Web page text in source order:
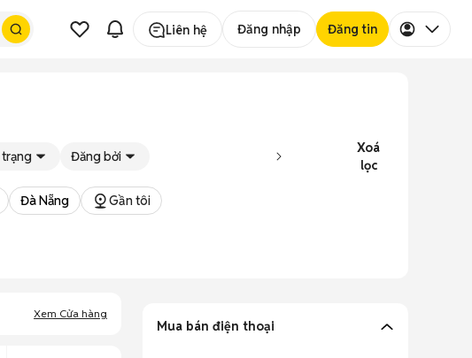
Liên hệ Đăng nhập Đăng tin
trạng Đăng bởi
Xoá
lọc
Đà Nẵng Gần tôi
Xem Cửa hàng
Mua bán điện thoại